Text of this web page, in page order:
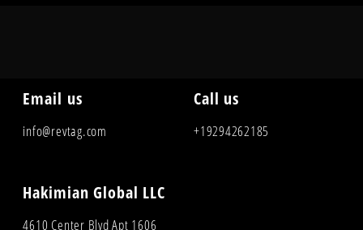
Email us
info@revtag.com
Call us
+19294262185
Hakimian Global LLC
4610 Center Blvd Apt 1606